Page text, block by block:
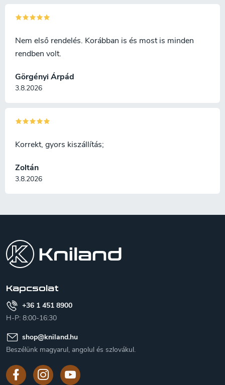
Görgényi Árpád
3.8.2026
Nem első rendelés. Korábban is és most is minden
rendben volt.
Zoltán
3.8.2026
Korrekt, gyors kiszállítás;
Kapcsolat
+36 1 451 8900
H-P: 8:00-16:30
shop@kniland.hu
Beszélünk magyarul, angolul és szlovákul.